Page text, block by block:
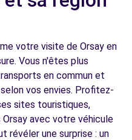
DE LA PLAINE -
votre visite de Orsay en
Vous n'êtes plus
en commun et
vos envies. Profitez-
sites touristiques,
avec votre véhicule
révéler une surprise : un